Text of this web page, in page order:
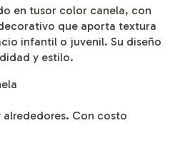
en tusor color canela, con
que aporta textura
infantil o juvenil. Su diseño
y estilo.
alrededores. Con costo